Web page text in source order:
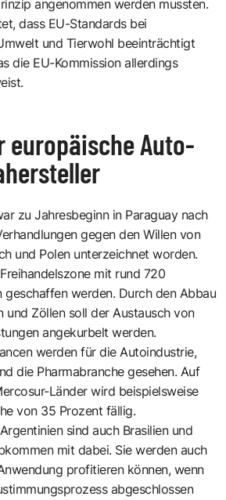
angenommen werden mussten.
dass EU-Standards bei
und Tierwohl beeinträchtigt
die EU-Kommission allerdings
europäische Auto-
zu Jahresbeginn in Paraguay nach
gegen den Willen von
und Polen unterzeichnet worden.
mit rund 720
geschaffen werden. Durch den Abbau
und Zöllen soll der Austausch von
angekurbelt werden.
werden für die Autoindustrie,
die Pharmabranche gesehen. Auf
Länder wird beispielsweise
von 35 Prozent fällig.
sind auch Brasilien und
mit dabei. Sie werden auch
profitieren können, wenn
abgeschlossen